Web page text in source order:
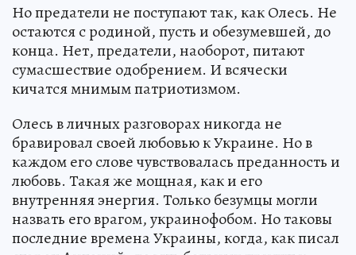
Но предатели не поступают так, как Олесь. Не
остаются с родиной, пусть и обезумевшей, до
конца. Нет, предатели, наоборот, питают
сумасшествие одобрением. И всячески
кичатся мнимым патриотизмом.
Олесь в личных разговорах никогда не
бравировал своей любовью к Украине. Но в
каждом его слове чувствовалась преданность и
любовь. Такая же мощная, как и его
внутренняя энергия. Только безумцы могли
назвать его врагом, украинофобом. Но таковы
последние времена Украины, когда, как писал